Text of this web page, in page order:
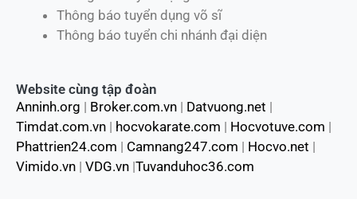
Thông báo tuyển dụng võ sĩ
Thông báo tuyển chi nhánh đại diện
Website cùng tập đoàn
Anninh.org | Broker.com.vn | Datvuong.net |
Timdat.com.vn | hocvokarate.com | Hocvotuve.com |
Phattrien24.com | Camnang247.com | Hocvo.net |
Vimido.vn | VDG.vn |Tuvanduhoc36.com